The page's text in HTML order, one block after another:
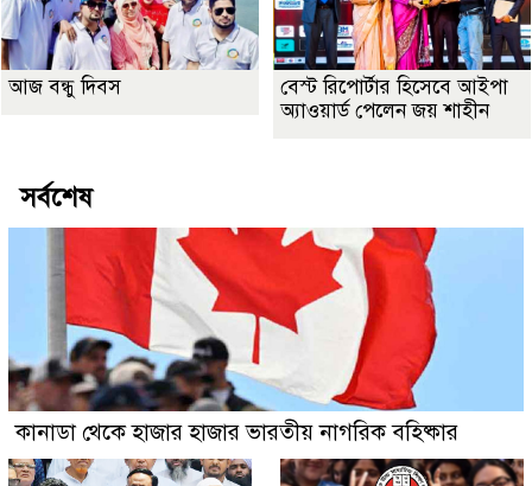
আজ বন্ধু দিবস
বেস্ট রিপোর্টার হিসেবে আইপা
অ্যাওয়ার্ড পেলেন জয় শাহীন
সর্বশেষ
কানাডা থেকে হাজার হাজার ভারতীয় নাগরিক বহিষ্কার